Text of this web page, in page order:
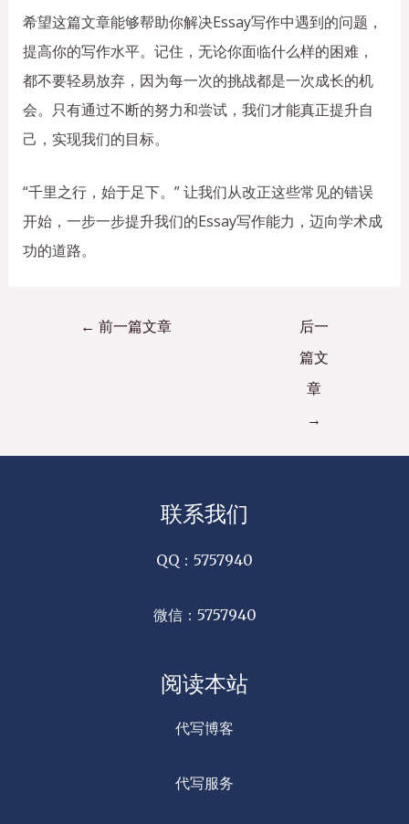
希望这篇文章能够帮助你解决Essay写作中遇到的问题，
提高你的写作水平。记住，无论你面临什么样的困难，
都不要轻易放弃，因为每一次的挑战都是一次成长的机
会。只有通过不断的努力和尝试，我们才能真正提升自
己，实现我们的目标。
“千里之行，始于足下。” 让我们从改正这些常见的错误
开始，一步一步提升我们的Essay写作能力，迈向学术成
功的道路。
← 前一篇文章
后一
篇文
章
→
联系我们
QQ：5757940
微信：5757940
阅读本站
代写博客
代写服务